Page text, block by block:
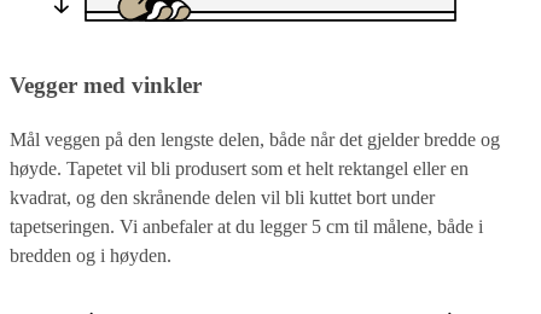
Vegger med vinkler
Mål veggen på den lengste delen, både når det gjelder bredde og
høyde. Tapetet vil bli produsert som et helt rektangel eller en
kvadrat, og den skrånende delen vil bli kuttet bort under
tapetseringen. Vi anbefaler at du legger 5 cm til målene, både i
bredden og i høyden.